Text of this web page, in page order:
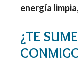
energía
¿TE